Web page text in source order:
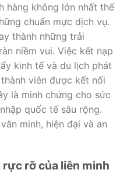
hàng không lớn nhất thế
chuẩn mực dịch vụ.
thành những trải
niềm vui. Việc kết nạp
kinh tế và du lịch phát
viên được kết nối
là minh chứng cho sức
quốc tế sâu rộng.
minh, hiện đại và an
rỡ của liên minh